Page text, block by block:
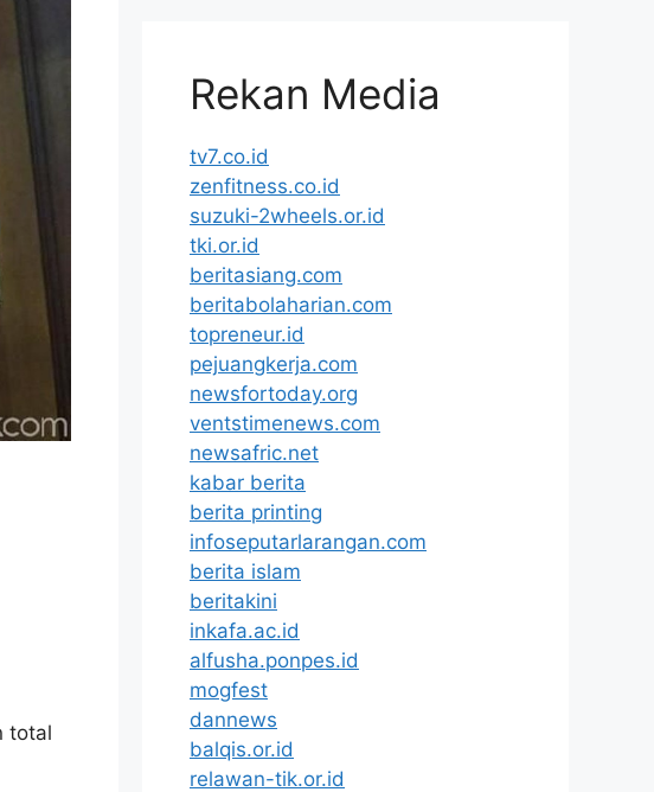
total
Rekan Media
tv7.co.id
zenfitness.co.id
suzuki-2wheels.or.id
tki.or.id
beritasiang.com
beritabolaharian.com
topreneur.id
pejuangkerja.com
newsfortoday.org
ventstimenews.com
newsafric.net
kabar berita
berita printing
infoseputarlarangan.com
berita islam
beritakini
inkafa.ac.id
alfusha.ponpes.id
mogfest
dannews
balqis.or.id
relawan-tik.or.id